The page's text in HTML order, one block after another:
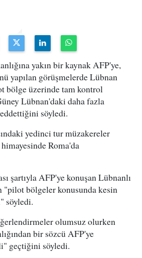
yakın bir kaynak AFP'ye,
yapılan görüşmelerde Lübnan
bölge üzerinde tam kontrol
Lübnan'daki daha fazla
söyledi.
yedinci tur müzakereler
Roma'da
şartıyla AFP'ye konuşan Lübnanlı
"pilot bölgeler konusunda kesin
söyledi.
olumsuz olurken
bir sözcü AFP'ye
geçtiğini söyledi.